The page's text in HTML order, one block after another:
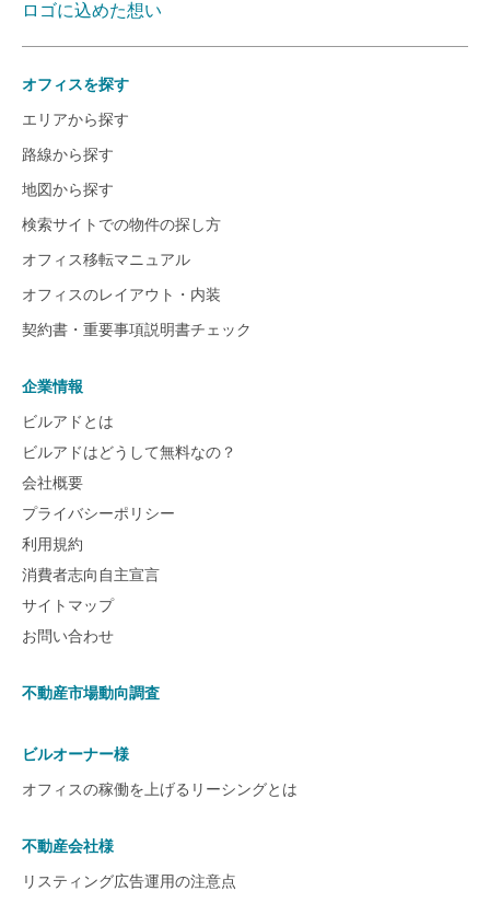
ロゴに込めた想い
オフィスを探す
エリアから探す
路線から探す
地図から探す
検索サイトでの物件の探し方
オフィス移転マニュアル
オフィスのレイアウト・内装
契約書・重要事項説明書チェック
企業情報
ビルアドとは
ビルアドはどうして無料なの？
会社概要
プライバシーポリシー
利用規約
消費者志向自主宣言
サイトマップ
お問い合わせ
不動産市場動向調査
ビルオーナー様
オフィスの稼働を上げるリーシングとは
不動産会社様
リスティング広告運用の注意点